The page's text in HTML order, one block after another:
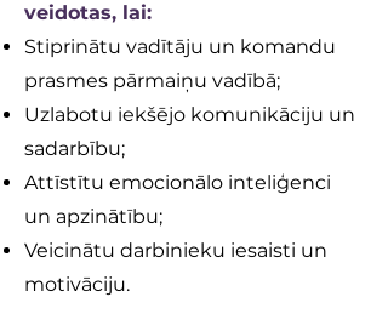
veidotas, lai:
Stiprinātu vadītāju un komandu
prasmes pārmaiņu vadībā;
Uzlabotu iekšējo komunikāciju un
sadarbību;
Attīstītu emocionālo inteliģenci
un apzinātību;
Veicinātu darbinieku iesaisti un
motivāciju.